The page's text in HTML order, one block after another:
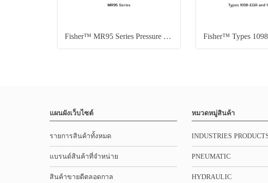
Fisher™ MR95 Series Pressure Regulator
แผนผังเว็บไซต์
รายการสินค้าทั้งหมด
แบรนด์สินค้าที่จำหน่าย
สินค้าขายดีตลอดกาล
หมวดหมู่สินค้า
INDUSTRIES
PNEUMATIC
HYDRAULIC